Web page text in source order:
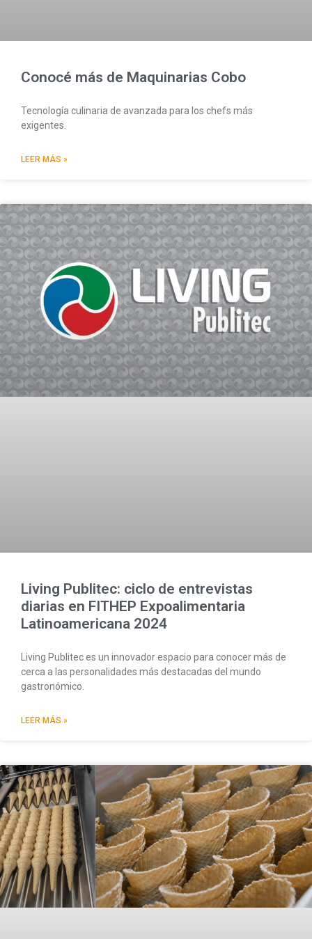
Conocé más de Maquinarias Cobo
Tecnología culinaria de avanzada para los chefs más
exigentes.
LEER MÁS »
Living Publitec: ciclo de entrevistas
diarias en FITHEP Expoalimentaria
Latinoamericana 2024
Living Publitec es un innovador espacio para conocer más de
cerca a las personalidades más destacadas del mundo
gastronómico.
LEER MÁS »